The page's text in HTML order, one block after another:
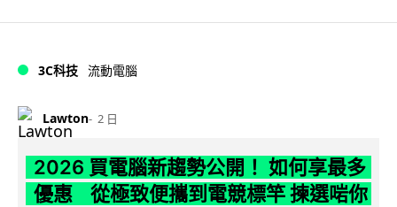
3C科技 流動電腦
Lawton 2 日
2026 買電腦新趨勢公開！ 如何享最多
優惠 從極致便攜到電競標竿 揀選啱你